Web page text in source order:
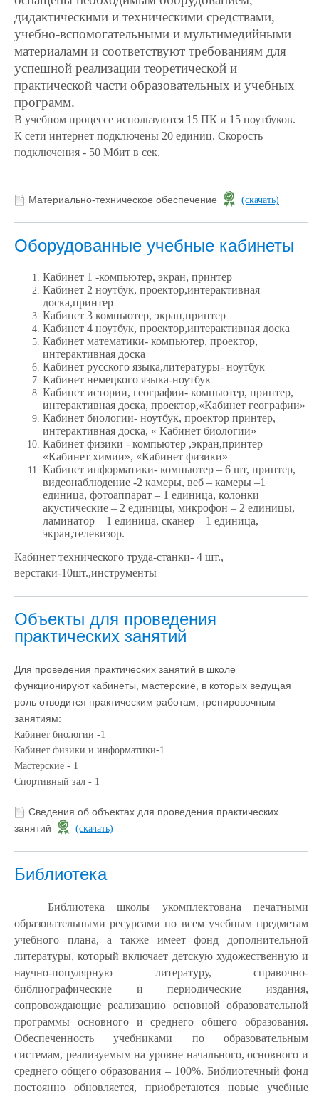
дидактическими и техническими средствами,
учебно-вспомогательными и мультимедийными
материалами и соответствуют требованиям для
успешной реализации теоретической и
практической части образовательных и учебных
программ.
В учебном процессе используются 15 ПК и 15 ноутбуков.
К сети интернет подключены 20 единиц. Скорость
подключения - 50 Мбит в сек.
Материально-техническое обеспечение (скачать)
Оборудованные учебные кабинеты
Кабинет 1 -компьютер, экран, принтер
Кабинет 2 ноутбук, проектор,интерактивная
доска,принтер
Кабинет 3 компьютер, экран,принтер
Кабинет 4 ноутбук, проектор,интерактивная доска
Кабинет математики- компьютер, проектор,
интерактивная доска
Кабинет русского языка,литературы- ноутбук
Кабинет немецкого языка-ноутбук
Кабинет истории, географии- компьютер, принтер,
интерактивная доска, проектор,«Кабинет географии»
Кабинет биологии- ноутбук, проектор принтер,
интерактивная доска, « Кабинет биологии»
Кабинет физики - компьютер ,экран,принтер
«Кабинет химии», «Кабинет физики»
Кабинет информатики- компьютер – 6 шт, принтер,
видеонаблюдение -2 камеры, веб – камеры –1
единица, фотоаппарат – 1 единица, колонки
акустические – 2 единицы, микрофон – 2 единицы,
ламинатор – 1 единица, сканер – 1 единица,
экран,телевизор.
Кабинет технического труда-станки- 4 шт.,
верстаки-10шт.,инструменты
Объекты для проведения
практических занятий
Для проведения практических занятий в школе
функционируют кабинеты, мастерские, в которых ведущая
роль отводится практическим работам, тренировочным
занятиям:
Кабинет биологии -1
Кабинет физики и информатики-1
Мастерские - 1
Спортивный зал - 1
Сведения об объектах для проведения практических
занятий
(скачать)
Библиотека
Библиотека школы укомплектована печатными
образовательными ресурсами по всем учебным предметам
учебного плана, а также имеет фонд дополнительной
литературы, который включает детскую художественную и
научно-популярную литературу, справочно-
библиографические и периодические издания,
сопровождающие реализацию основной образовательной
программы основного и среднего общего образования.
Обеспеченность учебниками по образовательным
системам, реализуемым на уровне начального, основного и
среднего общего образования – 100%. Библиотечный фонд
постоянно обновляется, приобретаются новые учебные